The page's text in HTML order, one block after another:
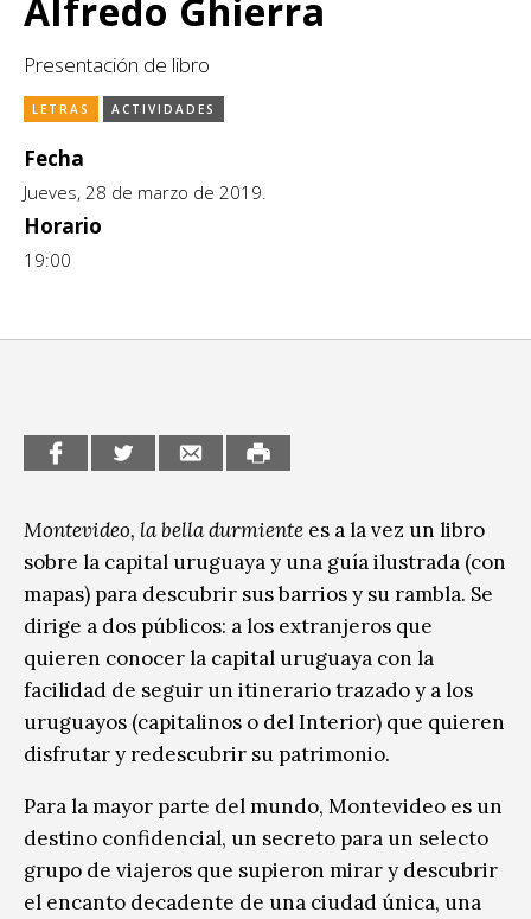
CCE en el interior/libros
Formación
Infantil y Juvenil
Letras
Alfredo Ghierra
Presentación de libro
LETRAS ACTIVIDADES
Fecha
Jueves, 28 de marzo de 2019.
Horario
19:00
Montevideo, la bella durmiente es a la vez un libro
sobre la capital uruguaya y una guía ilustrada (con
mapas) para descubrir sus barrios y su rambla. Se
dirige a dos públicos: a los extranjeros que
quieren conocer la capital uruguaya con la
facilidad de seguir un itinerario trazado y a los
uruguayos (capitalinos o del Interior) que quieren
disfrutar y redescubrir su patrimonio.
Para la mayor parte del mundo, Montevideo es un
destino confidencial, un secreto para un selecto
grupo de viajeros que supieron mirar y descubrir
el encanto decadente de una ciudad única, una